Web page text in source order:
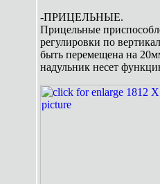
-ПРИЦЕЛЬНЫЕ.
Прицельные
регулировки по
быть перемещена на
надульник несет